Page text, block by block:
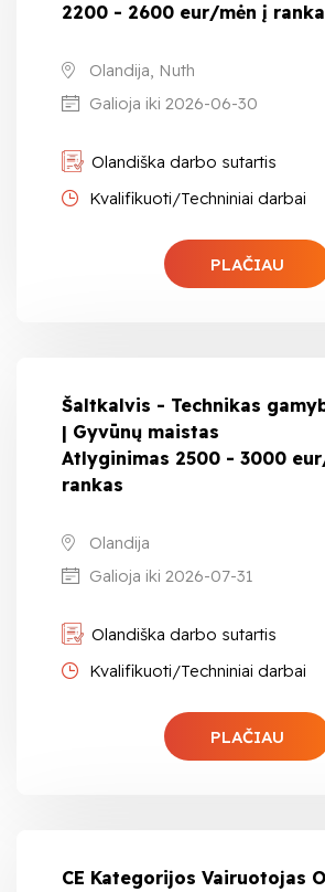
2200 - 2600 eur/mėn į
Olandija, Nuth
Galioja iki 2026-06-30
Olandiška darbo sutartis
Kvalifikuoti/Techniniai darbai
PLAČIAU
Šaltkalvis - Technikas
| Gyvūnų maistas
Atlyginimas 2500 - 3000
rankas
Olandija
Galioja iki 2026-07-31
Olandiška darbo sutartis
Kvalifikuoti/Techniniai darbai
PLAČIAU
CE Kategorijos Vairuotojas